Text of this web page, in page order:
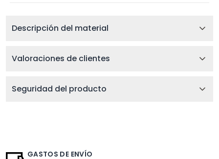
Descripción del material
Valoraciones de clientes
Seguridad del producto
GASTOS DE ENVÍO